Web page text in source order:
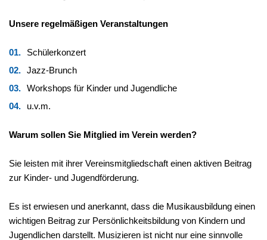
Unsere regelmäßigen Veranstaltungen
Schülerkonzert
Jazz-Brunch
Workshops für Kinder und Jugendliche
u.v.m.
Warum sollen Sie Mitglied im Verein werden?
Sie leisten mit ihrer Vereinsmitgliedschaft einen aktiven Beitrag
zur Kinder- und Jugendförderung.
Es ist erwiesen und anerkannt, dass die Musikausbildung einen
wichtigen Beitrag zur Persönlichkeitsbildung von Kindern und
Jugendlichen darstellt. Musizieren ist nicht nur eine sinnvolle